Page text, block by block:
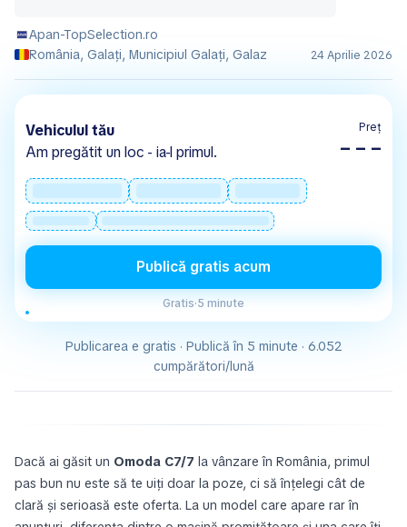
Apan-TopSelection.ro
România, Galați, Municipiul Galaţi, Galaz
24 Aprilie 2026
Vehiculul tău
Am pregătit un loc - ia-l primul.
Preț
– – –
Publică gratis acum
Gratis·5 minute
Publicarea e gratis · Publică în 5 minute · 6.052
cumpărători/lună
Dacă ai găsit un Omoda C7/7 la vânzare în România, primul
pas bun nu este să te uiți doar la poze, ci să înțelegi cât de
clară și serioasă este oferta. La un model care apare rar în